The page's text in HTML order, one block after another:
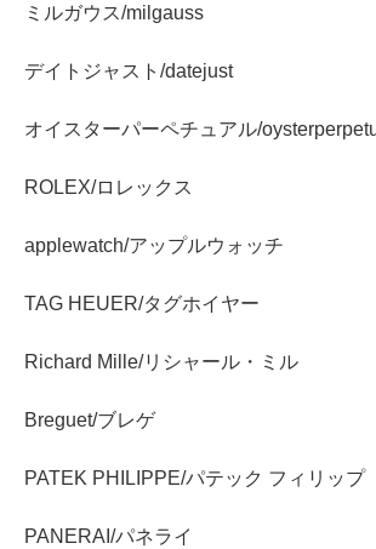
ミルガウス/milgauss
デイトジャスト/datejust
オイスターパーペチュアル/
ROLEX/ロレックス
applewatch/アップルウォッチ
TAG HEUER/タグホイヤー
Richard Mille/リシャール・ミル
Breguet/ブレゲ
PATEK PHILIPPE/パテック フィリップ
PANERAI/パネライ